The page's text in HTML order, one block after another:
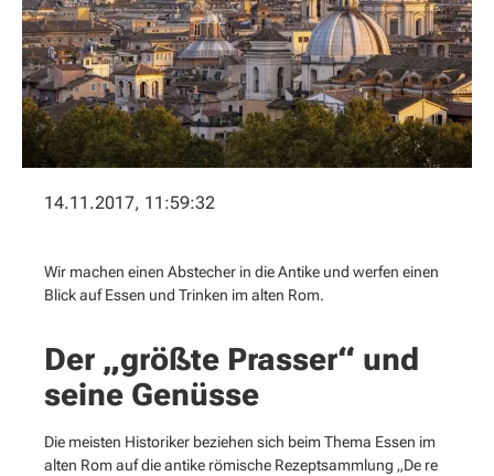
14.11.2017, 11:59:32
Wir machen einen Abstecher in die Antike und werfen einen
Blick auf Essen und Trinken im alten Rom.
Der „größte Prasser“ und
seine Genüsse
Die meisten Historiker beziehen sich beim Thema Essen im
alten Rom auf die antike römische Rezeptsammlung „De re